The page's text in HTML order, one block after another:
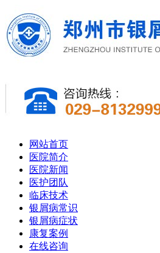
网站首页
医院简介
医院新闻
医护团队
临床技术
银屑病常识
银屑病症状
康复案例
在线咨询